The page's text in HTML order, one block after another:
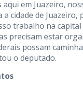
em Juazeiro,
a cidade de
trabalho na capital
precisam estar
possam
o deputado.